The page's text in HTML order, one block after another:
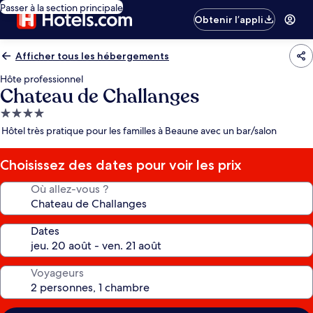
Passer à la section principale
Obtenir l’appli
Afficher tous les hébergements
Hôte professionnel
Chateau de Challanges
Hébergement
4.0 étoiles
Hôtel très pratique pour les familles à Beaune avec un bar/salon
Choisissez des dates pour voir les prix
Où allez-vous ?
Dates
Voyageurs